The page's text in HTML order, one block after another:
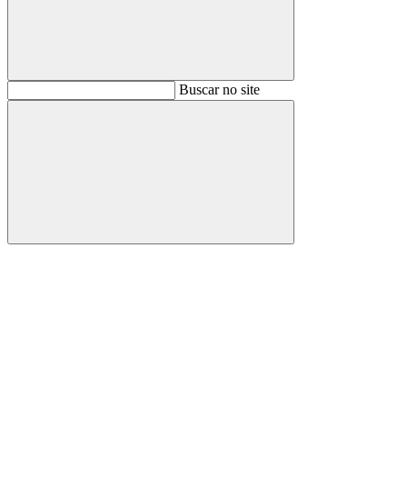
BuscarBuscar no site
Buscar